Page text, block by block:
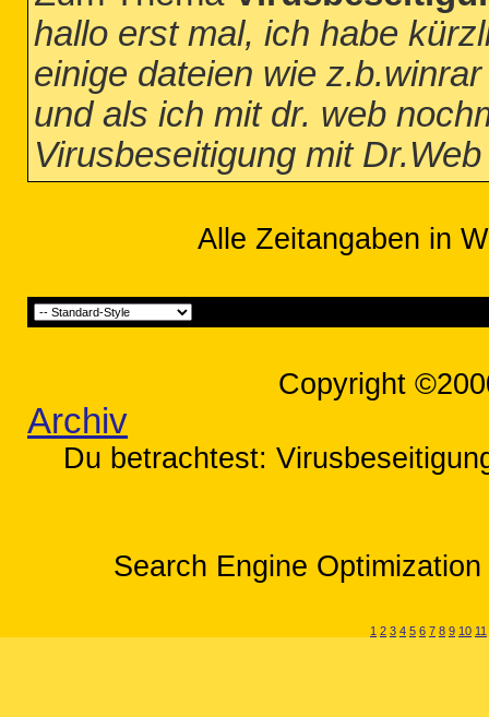
hallo erst mal, ich habe
einige dateien wie
und als ich mit dr. web
Virusbeseitigung mit
Alle Zeitangaben in
Copyright
Archiv
Du betrachtest:
Search Engine
1 2 3 4 5 6 7 8 9 10 11